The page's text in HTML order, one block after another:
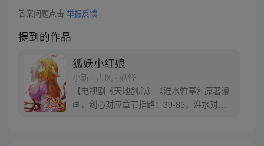
答案问题点击 举报反馈
提到的作品
狐妖小红娘
小新 · 古风 · 妖怪
【电视剧《天地剑心》《淮水竹亭》原著漫
画，剑心对应章节指路：39-85，淮水对应